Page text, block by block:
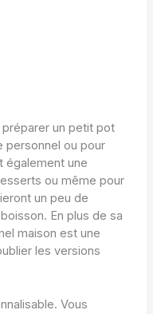
un petit pot
personnel ou pour
également une
ou même pour
un peu de
En plus de sa
maison est une
les versions
Vous